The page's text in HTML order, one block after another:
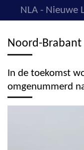
direct
de
NLA - Nieuwe
Noord-Brabant
In de toekomst
omgenummerd